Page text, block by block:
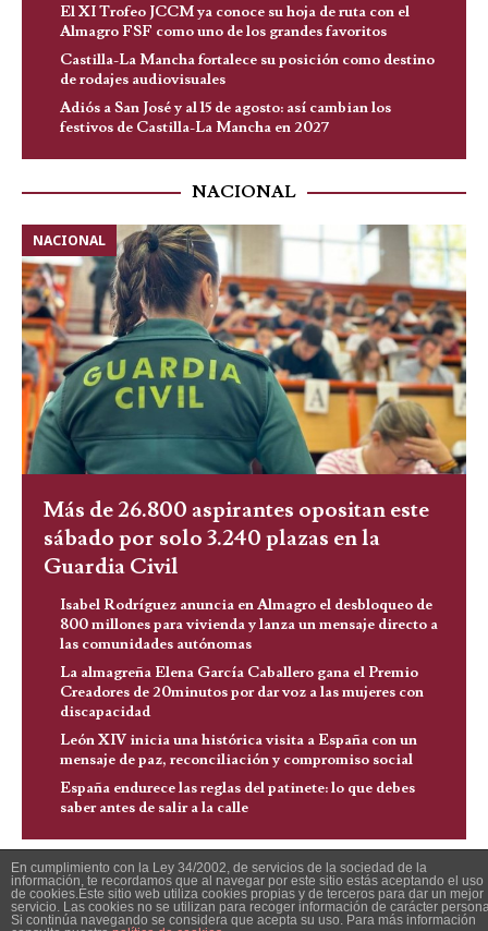
El XI Trofeo JCCM ya conoce su hoja de ruta con el
Almagro FSF como uno de los grandes favoritos
Castilla-La Mancha fortalece su posición como destino
de rodajes audiovisuales
Adiós a San José y al 15 de agosto: así cambian los
festivos de Castilla-La Mancha en 2027
NACIONAL
NACIONAL
Más de 26.800 aspirantes opositan este
sábado por solo 3.240 plazas en la
Guardia Civil
Isabel Rodríguez anuncia en Almagro el desbloqueo de
800 millones para vivienda y lanza un mensaje directo a
las comunidades autónomas
La almagreña Elena García Caballero gana el Premio
Creadores de 20minutos por dar voz a las mujeres con
discapacidad
León XIV inicia una histórica visita a España con un
mensaje de paz, reconciliación y compromiso social
España endurece las reglas del patinete: lo que debes
saber antes de salir a la calle
En cumplimiento con la Ley 34/2002, de servicios de la sociedad de la
información, te recordamos que al navegar por este sitio estás aceptando el uso
de cookies.Este sitio web utiliza cookies propias y de terceros para dar un mejor
servicio. Las cookies no se utilizan para recoger información de carácter
Si continúa navegando se considera que acepta su uso. Para más información